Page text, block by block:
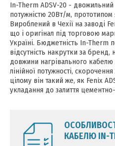
In-Therm ADSV-20 - двожильний
потужністю 20Вт/м, прототипом
Вироблений в Чехії на заводі
що і оригінал під торговою
Україні. Бюджетність In-Therm
відсутність накрутки за
довжини нагрівального кабелю
лінійної потужності,
цілому він такий же, як Fenix
укладання до залиття
КАБЕЛЮ IN-